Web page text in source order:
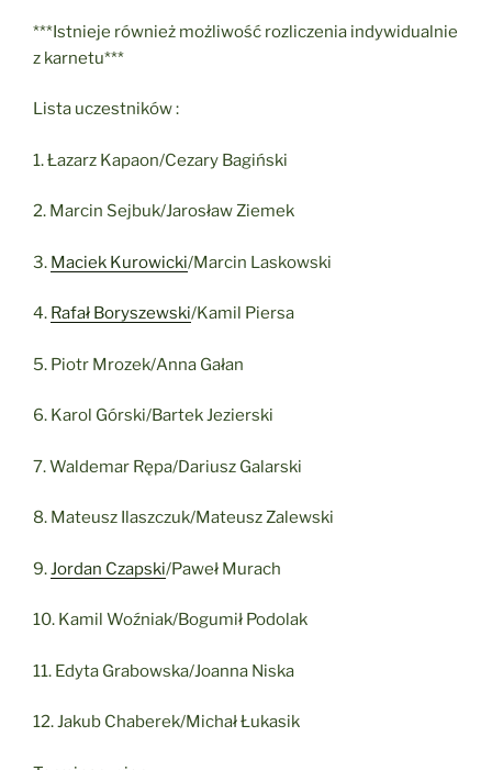
***Istnieje również możliwość rozliczenia indywidualnie
z karnetu***
Lista uczestników :
1. Łazarz Kapaon/Cezary Bagiński
2. Marcin Sejbuk/Jarosław Ziemek
3. Maciek Kurowicki/Marcin Laskowski
4. Rafał Boryszewski/Kamil Piersa
5. Piotr Mrozek/Anna Gałan
6. Karol Górski/Bartek Jezierski
7. Waldemar Rępa/Dariusz Galarski
8. Mateusz Ilaszczuk/Mateusz Zalewski
9.Jordan Czapski/Paweł Murach
10. Kamil Woźniak/Bogumił Podolak
11. Edyta Grabowska/Joanna Niska
12. Jakub Chaberek/Michał Łukasik